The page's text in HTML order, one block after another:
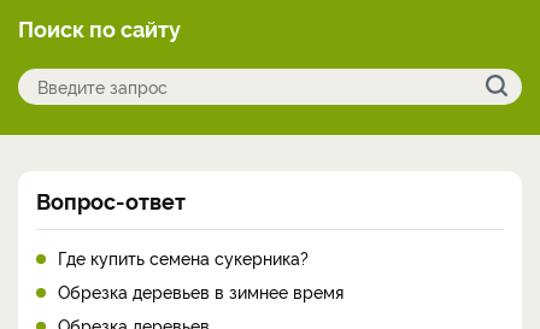
Поиск по сайту
Вопрос-ответ
Где купить семена сукерника?
Обрезка деревьев в зимнее время
Обрезка деревьев